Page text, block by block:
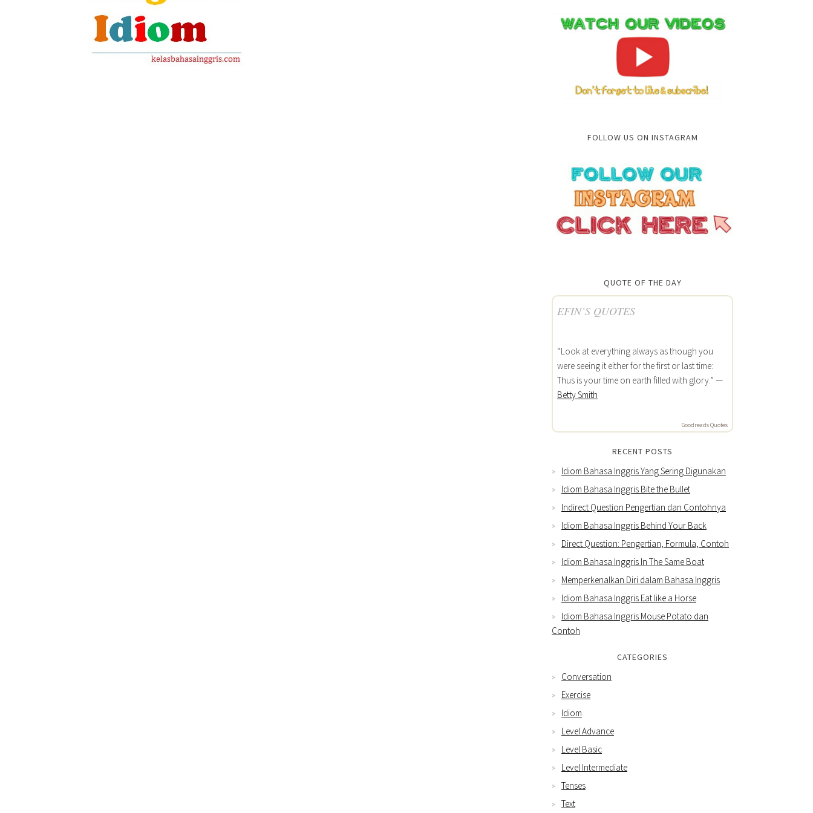
FOLLOW US ON INSTAGRAM
QUOTE OF THE DAY
EFIN’S QUOTES
“Look at everything always as though you
were seeing it either for the first or last time:
Thus is your time on earth filled with glory.” —
Betty Smith
Goodreads Quotes
RECENT POSTS
Idiom Bahasa Inggris Yang Sering Digunakan
Idiom Bahasa Inggris Bite the Bullet
Indirect Question Pengertian dan Contohnya
Idiom Bahasa Inggris Behind Your Back
Direct Question: Pengertian, Formula, Contoh
Idiom Bahasa Inggris In The Same Boat
Memperkenalkan Diri dalam Bahasa Inggris
Idiom Bahasa Inggris Eat like a Horse
Idiom Bahasa Inggris Mouse Potato dan
Contoh
CATEGORIES
Conversation
Exercise
Idiom
Level Advance
Level Basic
Level Intermediate
Tenses
Text